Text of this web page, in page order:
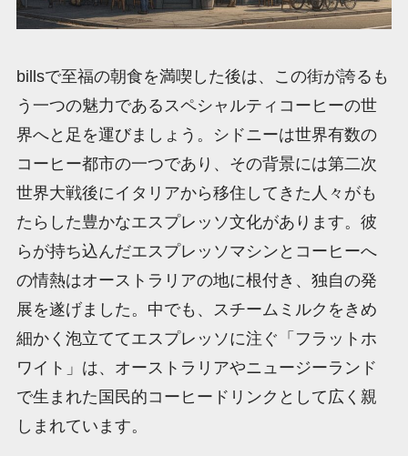
billsで至福の朝食を満喫した後は、この街が誇るも
う一つの魅力であるスペシャルティコーヒーの世
界へと足を運びましょう。シドニーは世界有数の
コーヒー都市の一つであり、その背景には第二次
世界大戦後にイタリアから移住してきた人々がも
たらした豊かなエスプレッソ文化があります。彼
らが持ち込んだエスプレッソマシンとコーヒーへ
の情熱はオーストラリアの地に根付き、独自の発
展を遂げました。中でも、スチームミルクをきめ
細かく泡立ててエスプレッソに注ぐ「フラットホ
ワイト」は、オーストラリアやニュージーランド
で生まれた国民的コーヒードリンクとして広く親
しまれています。